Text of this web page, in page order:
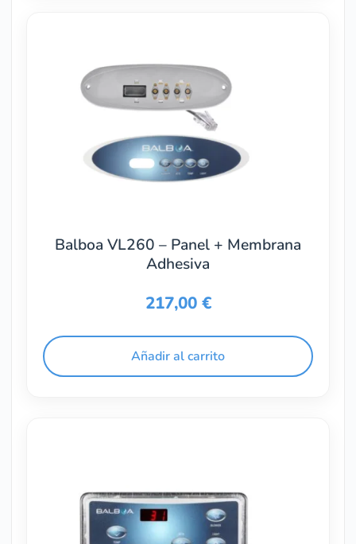
Balboa VL260 – Panel + Membrana
Adhesiva
217,00 €
Añadir al carrito